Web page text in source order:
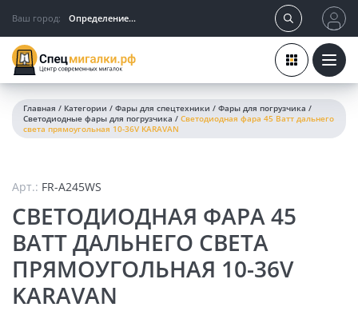
Ваш город: Определение...
Главная / Категории / Фары для спецтехники / Фары для погрузчика /
Светодиодные фары для погрузчика / Светодиодная фара 45 Ватт дальнего
света прямоугольная 10-36V KARAVAN
Арт.: FR-A245WS
СВЕТОДИОДНАЯ ФАРА 45
ВАТТ ДАЛЬНЕГО СВЕТА
ПРЯМОУГОЛЬНАЯ 10-36V
KARAVAN